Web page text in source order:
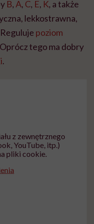
B, A, C, E, K, a także
lekkostrawna,
poziom
tego ma dobry
.
z zewnętrznego
YouTube, itp.)
pliki cookie.